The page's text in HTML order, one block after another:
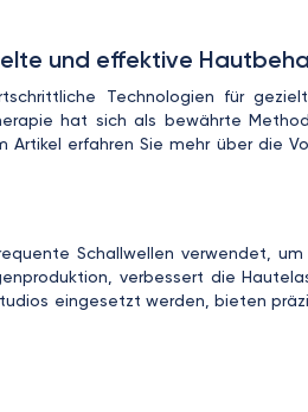
und effektive
Technologien für
hat sich als bewährte
erfahren Sie mehr über die
Schallwellen verwendet,
verbessert die
eingesetzt werden, bieten